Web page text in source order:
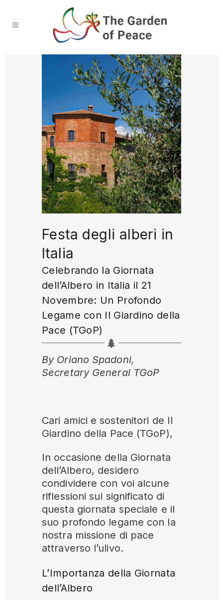
Festa degli alberi in
Italia
Celebrando la Giornata
dell’Albero in Italia il 21
Novembre: Un Profondo
Legame con Il Giardino della
Pace (TGoP)
By Oriano Spadoni,
Secretary General TGoP
Cari amici e sostenitori de Il
Giardino della Pace (TGoP),
In occasione della Giornata
dell’Albero, desidero
condividere con voi alcune
riflessioni sul significato di
questa giornata speciale e il
suo profondo legame con la
nostra missione di pace
attraverso l’ulivo.
L’Importanza della Giornata
dell’Albero